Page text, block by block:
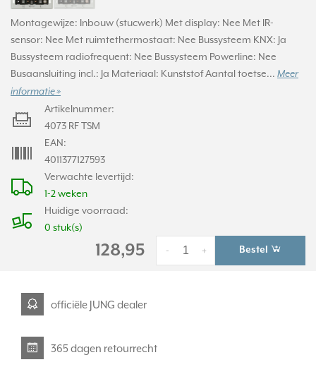
Montagewijze: Inbouw (stucwerk) Met display: Nee Met IR-
sensor: Nee Met ruimtethermostaat: Nee Bussysteem KNX: Ja
Bussysteem radiofrequent: Nee Bussysteem Powerline: Nee
Busaansluiting incl.: Ja Materiaal: Kunststof Aantal toetse... Meer
informatie »
Verwachte levertijd:
1-2 weken
Huidige voorraad:
0 stuk(s)
Artikelnummer:
4073 RF TSM
EAN:
4011377127593
128,95 +
- Bestel
officiële JUNG dealer
365 dagen retourrecht